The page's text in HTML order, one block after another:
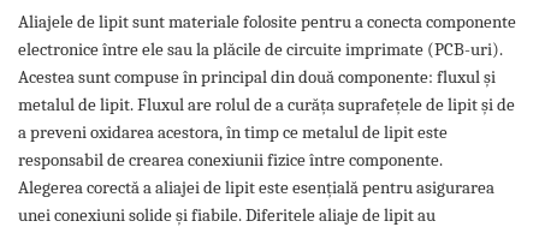
Rezervor mobil motorina
Sudura
Sudare manuala
Pozitionere de sudura
Instalatii de rotire
Platforme foarfeca
Containere stivuibile
Tip BSK - pentru deșeuri
Traverse pentru BSK
Tip SB - cu bază rabatabilă
Nacela stivuitor
Translator stivuitor
Aliajele de lipit sunt materiale folosite pentru a conecta componente
electronice între ele sau la plăcile de circuite imprimate (PCB-uri).
Acestea sunt compuse în principal din două componente: fluxul și
metalul de lipit. Fluxul are rolul de a curăța suprafețele de lipit și de
a preveni oxidarea acestora, în timp ce metalul de lipit este
responsabil de crearea conexiunii fizice între componente.
Alegerea corectă a aliajei de lipit este esențială pentru asigurarea
unei conexiuni solide și fiabile. Diferitele aliaje de lipit au